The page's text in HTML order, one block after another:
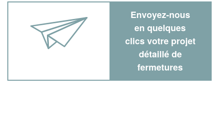
Envoyez-nous
en quelques
clics votre projet
détaillé de
fermetures